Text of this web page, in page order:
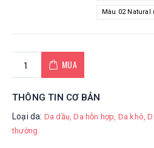
Màu 02 Natural
MUA
THÔNG TIN CƠ BẢN
Loại da: Da dầu Da hỗn hợp Da khô
thường